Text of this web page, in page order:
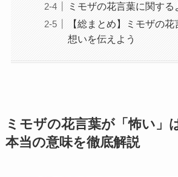
ミモザの花言葉に関する
【総まとめ】ミモザの
想いを伝えよう
ミモザの花言葉が「怖い」
本当の意味を徹底解説